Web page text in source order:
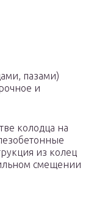
пазами)
и
колодца на
из колец
смещении